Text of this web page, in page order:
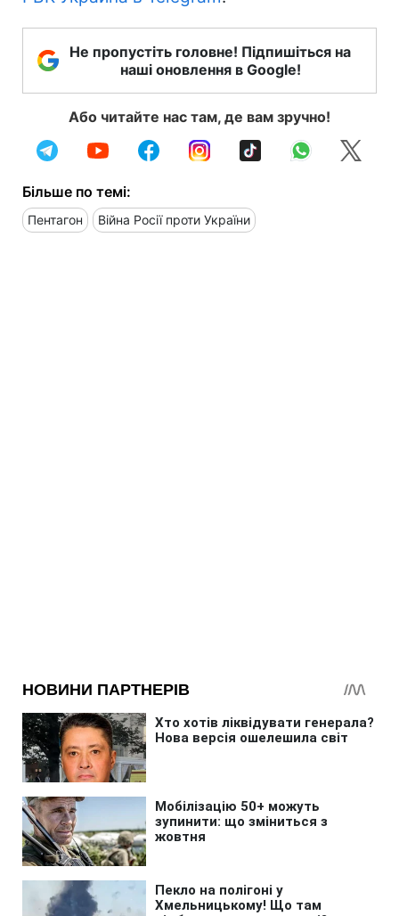
Не пропустіть головне! Підпишіться на
наші оновлення в Google!
Або читайте нас там, де вам зручно!
Більше по темі:
Пентагон Війна Росії проти України